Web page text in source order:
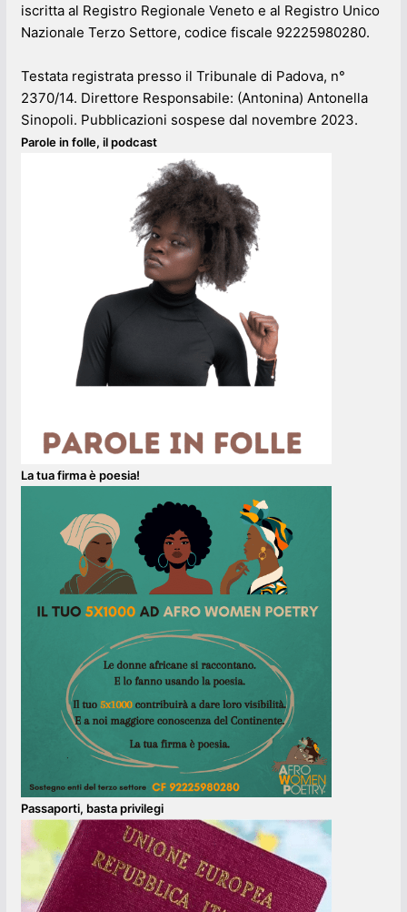
iscritta al Registro Regionale Veneto e al Registro Unico
Nazionale Terzo Settore, codice fiscale 92225980280.
Testata registrata presso il Tribunale di Padova, n°
2370/14. Direttore Responsabile: (Antonina) Antonella
Sinopoli. Pubblicazioni sospese dal novembre 2023.
Parole in folle, il podcast
La tua firma è poesia!
Passaporti, basta privilegi